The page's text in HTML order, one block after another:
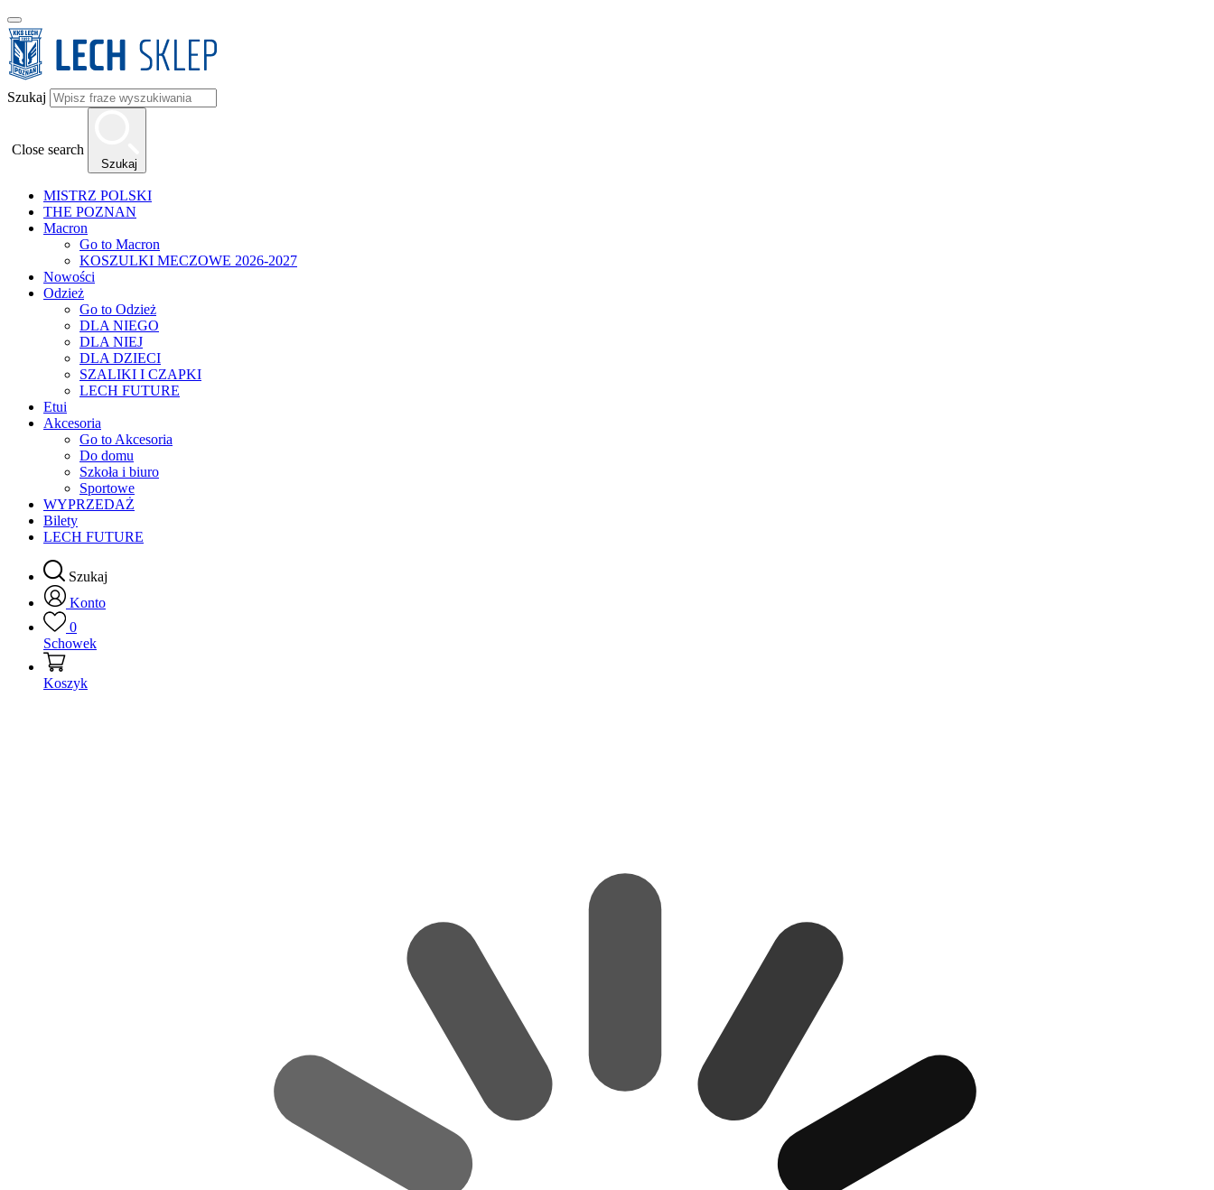
Szukaj
Close search
Szukaj
MISTRZ POLSKI
THE POZNAN
Macron
Go to Macron
KOSZULKI MECZOWE 2026-2027
Nowości
Odzież
Go to Odzież
DLA NIEGO
DLA NIEJ
DLA DZIECI
SZALIKI I CZAPKI
LECH FUTURE
Etui
Akcesoria
Go to Akcesoria
Do domu
Szkoła i biuro
Sportowe
WYPRZEDAŻ
Bilety
LECH FUTURE
Szukaj
Konto
0
Schowek
Koszyk